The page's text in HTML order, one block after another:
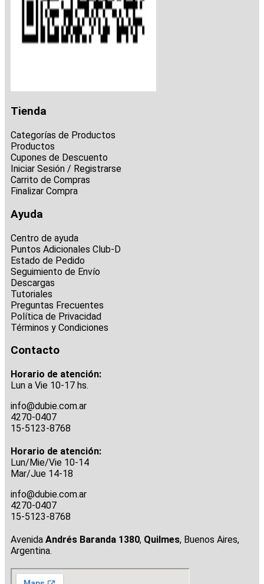
Tienda
Categorías de Productos
Productos
Cupones de Descuento
Iniciar Sesión / Registrarse
Carrito de Compras
Finalizar Compra
Ayuda
Centro de ayuda
Puntos Adicionales Club-D
Estado de Pedido
Seguimiento de Envío
Descargas
Tutoriales
Preguntas Frecuentes
Política de Privacidad
Términos y Condiciones
Contacto
Horario de atención:
Lun a Vie 10-17 hs.
info@dubie.com.ar
4270-0407
15-5123-8768
Horario de atención:
Lun/Mie/Vie 10-14
Mar/Jue 14-18
info@dubie.com.ar
4270-0407
15-5123-8768
Avenida Andrés Baranda 1380, Quilmes, Buenos Aires,
Argentina.